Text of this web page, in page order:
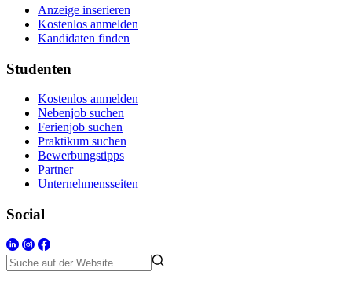
Anzeige inserieren
Kostenlos anmelden
Kandidaten finden
Studenten
Kostenlos anmelden
Nebenjob suchen
Ferienjob suchen
Praktikum suchen
Bewerbungstipps
Partner
Unternehmensseiten
Social